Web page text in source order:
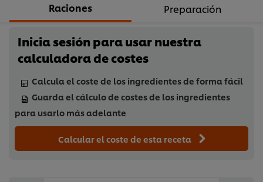
de
1
calificaciones.
Raciones Preparación
Inicia sesión para usar nuestra
calculadora de costes
Calcula el coste de los ingredientes de forma fácil
Guarda el cálculo de costes de los ingredientes
para usarlo más adelante
Calcular el coste de esta receta